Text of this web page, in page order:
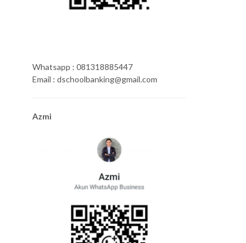
Whatsapp : 081318885447
Email : dschoolbanking@gmail.com
Azmi